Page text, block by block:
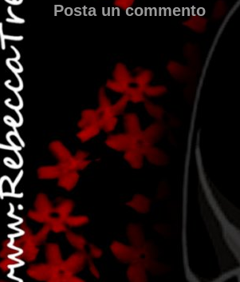
Posta un commento